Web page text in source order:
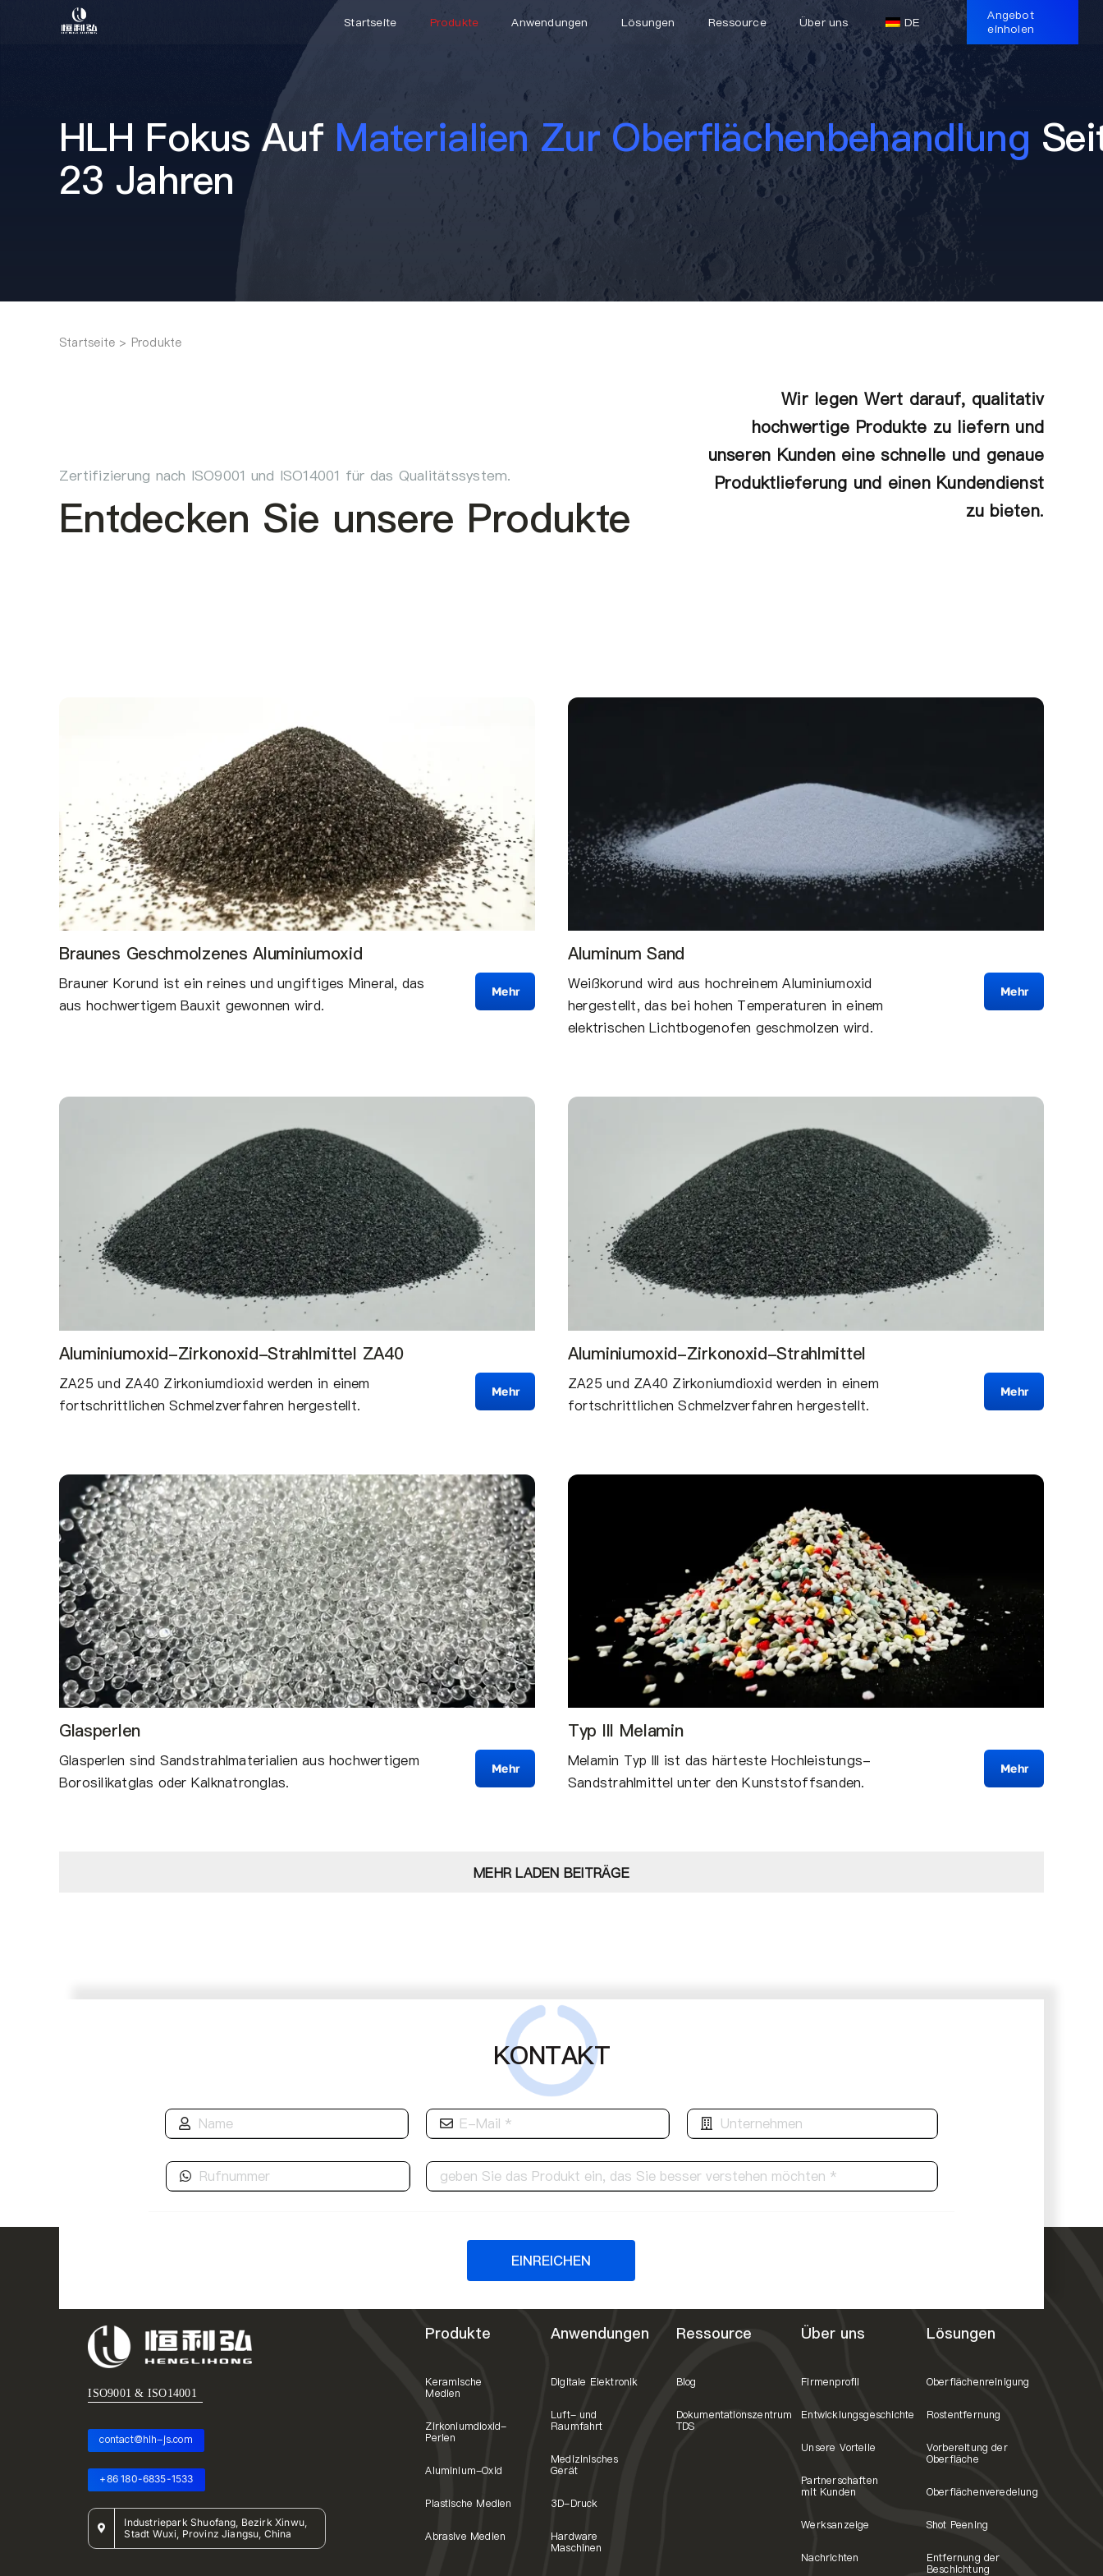
Startseite Produkte Anwendungen Lösungen Ressource Über uns DE
Angebot
einholen
HLH Fokus Auf Materialien Zur Oberflächenbehandlung
23 Jahren
Startseite Produkte
Zertifizierung nach ISO9001 und ISO14001 für das Qualitätssystem.
Entdecken Sie unsere Produkte
Wir legen Wert darauf, qualitativ
hochwertige Produkte zu liefern und
unseren Kunden eine schnelle und genaue
Produktlieferung und einen Kundendienst
zu bieten.
Braunes Geschmolzenes Aluminiumoxid
Brauner Korund ist ein reines und ungiftiges Mineral, das
aus hochwertigem Bauxit gewonnen wird.
Mehr
Aluminum Sand
Weißkorund wird aus hochreinem Aluminiumoxid
hergestellt, das bei hohen Temperaturen in einem
elektrischen Lichtbogenofen geschmolzen wird.
Mehr
Aluminiumoxid-Zirkonoxid-Strahlmittel ZA40
ZA25 und ZA40 Zirkoniumdioxid werden in einem
fortschrittlichen Schmelzverfahren hergestellt.
Mehr
Aluminiumoxid-Zirkonoxid-Strahlmittel
ZA25 und ZA40 Zirkoniumdioxid werden in einem
fortschrittlichen Schmelzverfahren hergestellt.
Mehr
Glasperlen
Glasperlen sind Sandstrahlmaterialien aus hochwertigem
Borosilikatglas oder Kalknatronglas.
Mehr
Typ III Melamin
Melamin Typ III ist das härteste Hochleistungs-
Sandstrahlmittel unter den Kunststoffsanden.
Mehr
MEHR LADEN BEITRÄGE
KONTAKT
EINREICHEN
ISO9001 & ISO14001
contact@hlh-js.com
+86 180-6835-1533
Industriepark Shuofang, Bezirk Xinwu,
Stadt Wuxi, Provinz Jiangsu, China
Produkte
Keramische
Medien
Zirkoniumdioxid-
Perlen
Aluminium-Oxid
Plastische Medien
Abrasive Medien
Anwendungen
Digitale Elektronik
Luft- und
Raumfahrt
Medizinisches
Gerät
3D-Druck
Hardware
Maschinen
Ressource
Blog
Dokumentationszentrum
TDS
Über uns
Firmenprofil
Entwicklungsgeschichte
Unsere Vorteile
Partnerschaften
mit Kunden
Werksanzeige
Nachrichten
Lösungen
Oberflächenreinigung
Rostentfernung
Vorbereitung der
Oberfläche
Oberflächenveredelung
Shot Peening
Entfernung der
Beschichtung